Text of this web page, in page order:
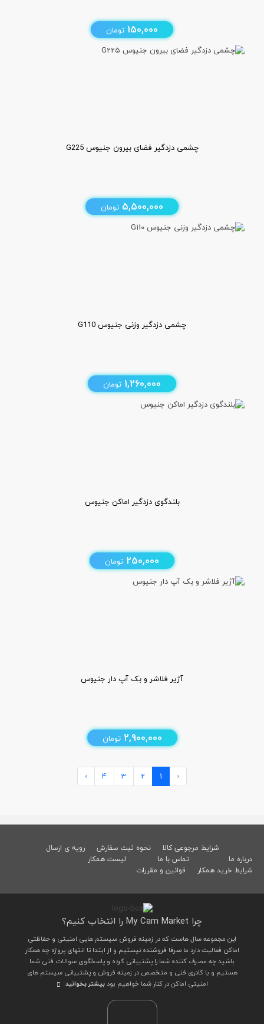
150,000 تومان
چشمی دزدگیر فضای بیرون جنیوس G225
5,500,000 تومان
چشمی دزدگیر وزنی جنیوس G110
1,260,000 تومان
بلندگوی دزدگیر اماکن جنیوس
250,000 تومان
آژیر فلاشر و بک آپ دار جنیوس
2,900,000 تومان
‹
1
2
3
4
›
شرایط مرجوعی کالا نحوه ثبت سفارش
رویه ی ارسال
درباره ما
تماس با ما
لیست همکار
شرایط خرید همکار
قوانین و مقررات
چرا My Cam Market را انتخاب کنیم؟
این مجموعه سال هاست که در زمینه فروش سیستم هایی امنیتی و حفاظتی
اماکن فعالیت دارد ما صرفا فروشنده نیستیم و از ابتدا تا انتهای پروژه چه همکار
باشید چه مصرف کننده شما را پشتیبانی کرده و پاسخگوی سوالات فنی شما
هستیم و با کادری فنی و متخصص در زمینه فروش و پشتیبانی سیستم های
امنیتی اماکن در کنار شما خواهیم بودبیشتر بخوانید